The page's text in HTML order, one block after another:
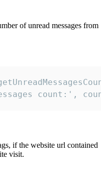
of unread messages from
count:',
if the website url contained
visit.